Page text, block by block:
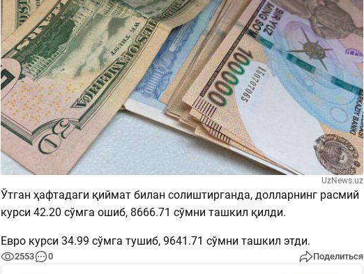
UzNews.uz
Ўтган ҳафтадаги қиймат билан солиштирганда, долларнинг расмий
курси 42.20 сўмга ошиб, 8666.71 сўмни ташкил қилди.
Евро курси 34.99 сўмга тушиб, 9641.71 сўмни ташкил этди.
2553 0 Поделиться